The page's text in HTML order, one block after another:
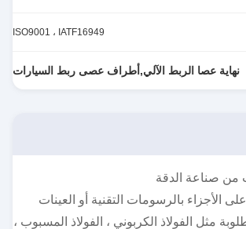
ISO9001 ، IATF16949
نهاية عصا الربط الآلي,أطراف عصى ربط السيارات
من صناعة الدقة
الأجزاء بالرسومات التقنية أو العينات
مثل الفولاذ الكربوني ، الفولاذ المسبوب ،